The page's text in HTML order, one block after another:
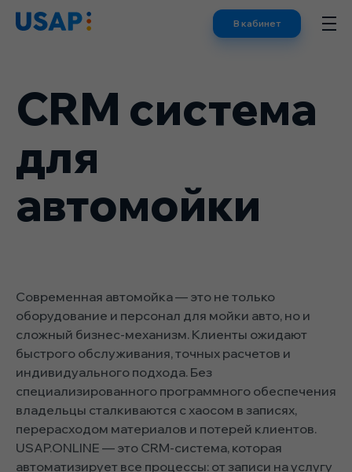
Skip
В кабинет
CRM система
для
автомойки
Современная автомойка — это не только
оборудование и персонал для мойки авто, но и
сложный бизнес-механизм. Клиенты ожидают
быстрого обслуживания, точных расчетов и
индивидуального подхода. Без
специализированного программного обеспечения
владельцы сталкиваются с хаосом в записях,
перерасходом материалов и потерей клиентов.
USAP.ONLINE — это CRM-система, которая
автоматизирует все процессы: от записи на услугу